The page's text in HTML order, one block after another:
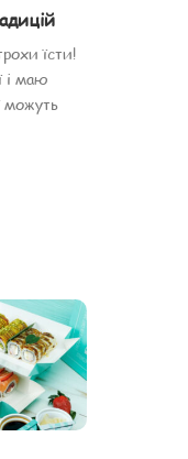
їсти!
і маю
можуть